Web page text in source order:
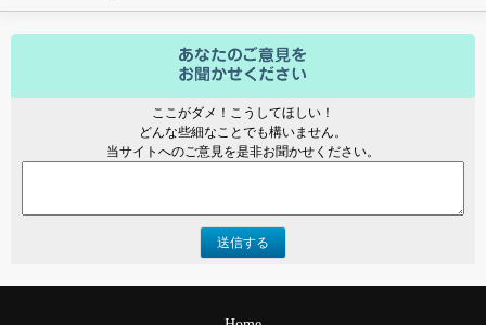
ここがダメ！こうしてほしい！
どんな些細なことでも構いません。
当サイトへのご意見を是非お聞かせください。
送信する